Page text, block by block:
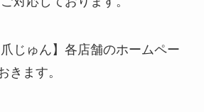
じゅん】各店舗のホームペー
きます。